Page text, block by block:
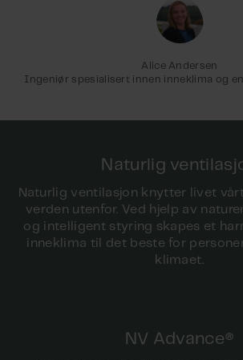
Alice Andersen
Ingeniør spesialisert innen inneklima og
Naturlig
Naturlig ventilasjon knytter livet
verden utenfor. Ved hjelp av
og intelligent styring skapes et
inneklima til det beste for
klimaet.
NV Advance®